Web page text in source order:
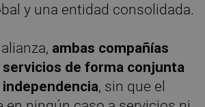
y una entidad consolidada.
ambas compañías
de forma conjunta
cia, sin que el